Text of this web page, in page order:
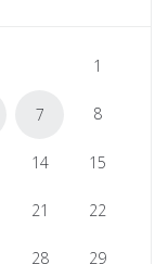
1
7 8
14 15
21 22
28 29